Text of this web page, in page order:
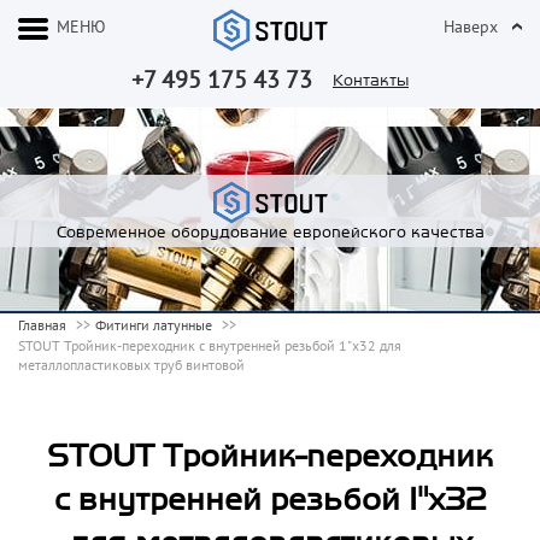
+7 495 175 43 73 Контакты
МЕНЮ Наверх
Современное оборудование европейского качества
Главная
Фитинги латунные
STOUT Тройник-переходник с внутренней резьбой 1"x32 для
металлопластиковых труб винтовой
STOUT Тройник-переходник
с внутренней резьбой 1"x32